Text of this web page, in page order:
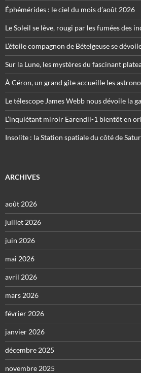
Éphémérides : le ciel du mois d’août 2026
Le Soleil se lève, rougi par les fumées des
L’étoile compagnon de Bételgeuse se
Sur la Lune, les mystères du fascinant
À Céron, un grand gîte accueille les
Le télescope James Webb nous dévoile la
L’inquiétant miroir Eärendil-1 bientôt en
Insolite : la Station spatiale du côté de
ARCHIVES
août 2026
juillet 2026
juin 2026
mai 2026
avril 2026
mars 2026
février 2026
janvier 2026
décembre 2025
novembre 2025